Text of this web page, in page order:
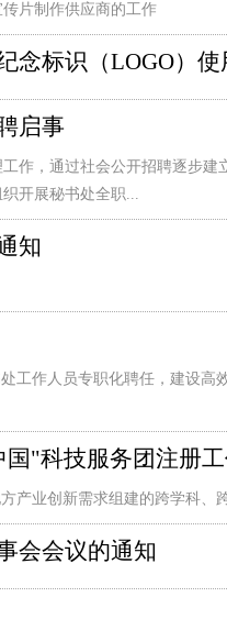
片制作供应商的工作
念标识（LOGO）使
启事
作，通过社会公开招聘逐步
开展秘书处全职...
知
工作人员专职化聘任，建设
"科技服务团注册
业创新需求组建的跨学科、
会会议的通知